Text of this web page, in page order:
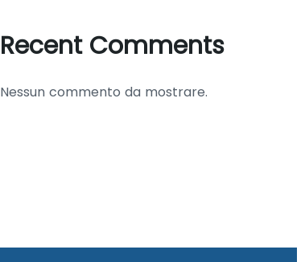
Recent Comments
Nessun commento da mostrare.